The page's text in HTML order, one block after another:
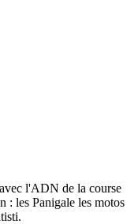
l'ADN de la course
: les Panigale les motos